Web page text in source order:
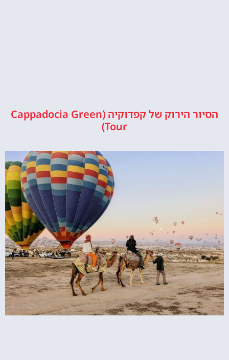
הסיור הירוק של קפדוקיה (Cappadocia Green
Tour)